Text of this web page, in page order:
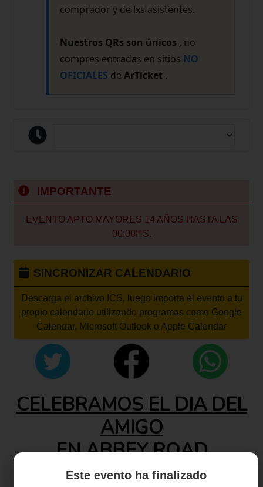
Este evento ha finalizado
comprador y de lxs asistentes.
Nuestros QRs son únicos , no
compres entradas en sitios NO
OFICIALES de ArTicket .
IMPORTANTE
EVENTO APTO MAYORES 14 AÑOS HASTA LAS
00:00HS.
SINCRONIZAR CALENDARIO
Descarga el archivo ICS, luego importa el evento a tu
propio calendario utilizando programas como Google
Calendar, Microsoft Outlook o Apple Calendar
CELEBRAMOS EL DIA DEL
AMIGO
EN ABBEY ROAD